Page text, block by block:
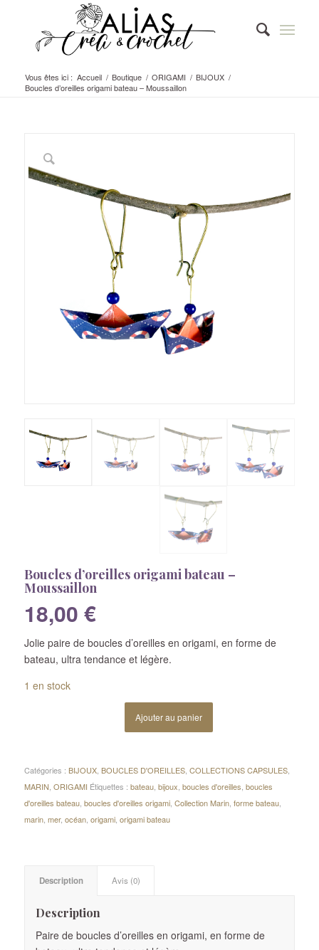
Vous êtes ici : Accueil / Boutique / ORIGAMI / BIJOUX /
Boucles d’oreilles origami bateau – Moussaillon
Boucles d’oreilles origami bateau –
Moussaillon
18,00 €
Jolie paire de boucles d’oreilles en origami, en forme de
bateau, ultra tendance et légère.
1 en stock
Ajouter au panier
Catégories : BIJOUX, BOUCLES D'OREILLES, COLLECTIONS CAPSULES,
MARIN ORIGAMI Étiquettes : bateau, bijoux boucles d'oreilles boucles
d'oreilles bateau, boucles d'oreilles origami, Collection Marin, forme bateau,
marin, mer, océan, origami, origami bateau
Description Avis (0)
Description
Paire de boucles d’oreilles en origami, en forme de